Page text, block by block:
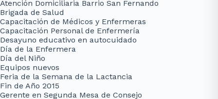
Atención Domiciliaria Barrio San Fernando
Brigada de Salud
Capacitación de Médicos y Enfermeras
Capacitación Personal de Enfermería
Desayuno educativo en autocuidado
Día de la Enfermera
Día del Niño
Equipos nuevos
Feria de la Semana de la Lactancia
Fin de Año 2015
Gerente en Segunda Mesa de Consejo